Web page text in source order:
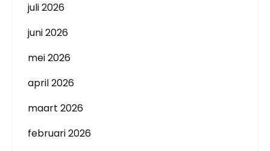
juli 2026
juni 2026
mei 2026
april 2026
maart 2026
februari 2026